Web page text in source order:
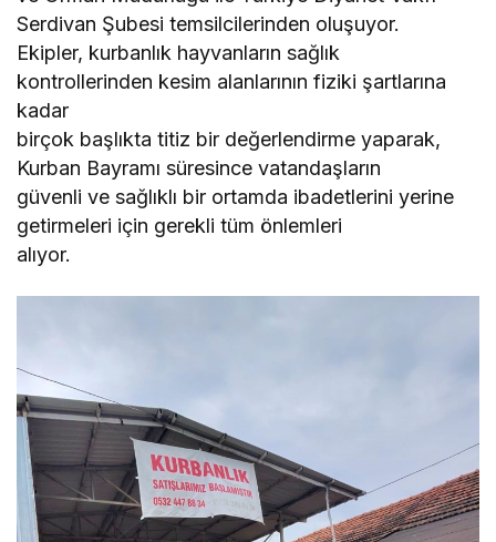
Serdivan Şubesi temsilcilerinden oluşuyor.
Ekipler, kurbanlık hayvanların sağlık
kontrollerinden kesim alanlarının fiziki şartlarına
kadar
birçok başlıkta titiz bir değerlendirme yaparak,
Kurban Bayramı süresince vatandaşların
güvenli ve sağlıklı bir ortamda ibadetlerini yerine
getirmeleri için gerekli tüm önlemleri
alıyor.